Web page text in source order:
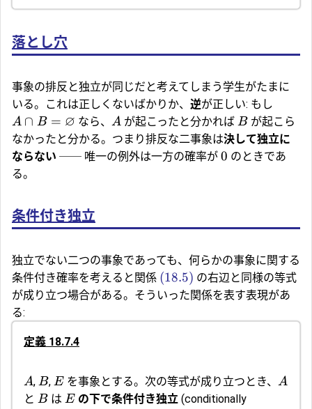
落とし穴
事象の排反と独立が同じだと考えてしまう学生がたまに
いる。これは正しくないばかりか、 逆が正しい: もし
A ∩ B = ∅ なら、A が起こったと分かればB が起こら
なかったと分かる。つまり排反な二事象は決して独立に
ならない ── 唯一の例外は一方の確率が 0 のときであ
る。
条件付き独立
独立でない二つの事象であっても、何らかの事象に関する
条件付き確率を考えると関係 (18.5) の右辺と同様の等式
が成り立つ場合がある。そういった関係を表す表現があ
る:
定義 18.7.4
A, B, E を事象とする。次の等式が成り立つとき、A
と Bは E の下で条件付き独立 (conditionally